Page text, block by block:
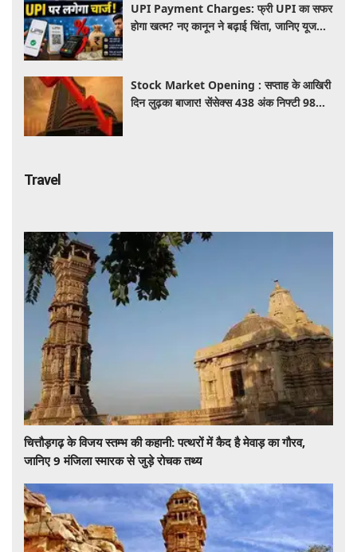
UPI Payment Charges: फ्री UPI का सफर
होगा खत्म? नए कानून ने बढ़ाई चिंता, जानिए यूजर्स
Stock Market Opening : सप्ताह के आखिरी
दिन लुढ़का बाजार! सेंसेक्स 438 अंक निफ्टी 98
Travel
चित्तौड़गढ़ के विजय स्तम्भ की कहानी: पत्थरों में कैद है मेवाड़ का गौरव,
जानिए 9 मंजिला स्मारक से जुड़े रोचक तथ्य